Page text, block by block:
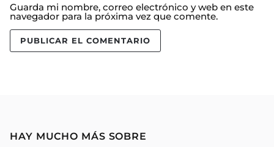
Guarda mi nombre, correo electrónico y web en este
navegador para la próxima vez que comente.
HAY MUCHO MÁS SOBRE